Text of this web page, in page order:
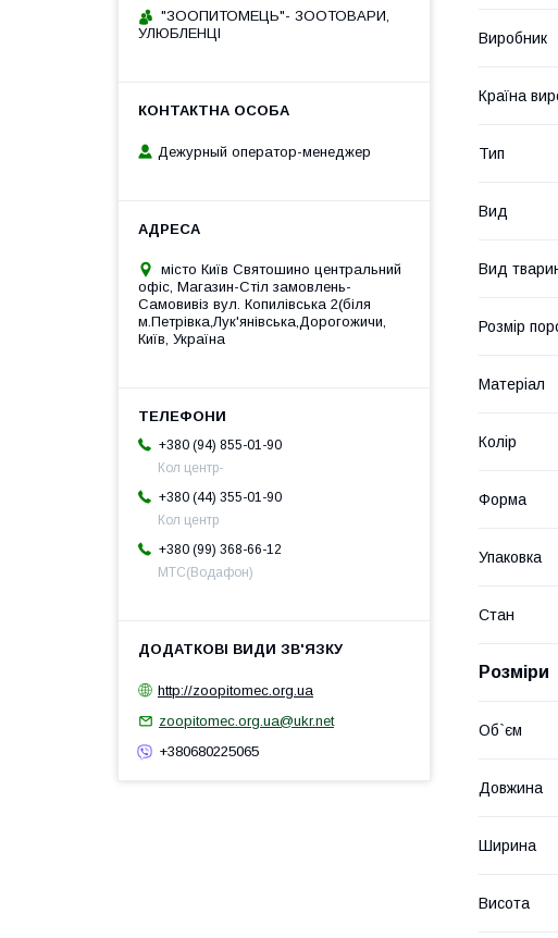
Виробник
Країна
Тип
Вид
Вид
Розмір
Матеріал
Колір
Форма
Упаковка
Стан
Розміри
Об`єм
Довжина
Ширина
Висота
"ЗООПИТОМЕЦЬ"- ЗООТОВАРИ,
УЛЮБЛЕНЦІ
Дежурный оператор-менеджер
місто Київ Святошино центральний
офіс, Магазин-Стіл замовлень-
Самовивіз вул. Копилівська 2(біля
м.Петрівка,Лук'янівська,Дорогожичи,
Київ, Україна
+380 (94) 855-01-90
Кол центр-
+380 (44) 355-01-90
Кол центр
+380 (99) 368-66-12
МТС(Водафон)
http://zoopitomec.org.ua
zoopitomec.org.ua@ukr.net
+380680225065